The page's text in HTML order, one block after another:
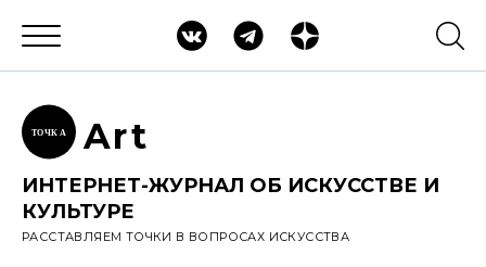
ТОЧК А Art
ИНТЕРНЕТ-ЖУРНАЛ ОБ ИСКУССТВЕ И
КУЛЬТУРЕ
РАССТАВЛЯЕМ ТОЧКИ В ВОПРОСАХ ИСКУССТВА